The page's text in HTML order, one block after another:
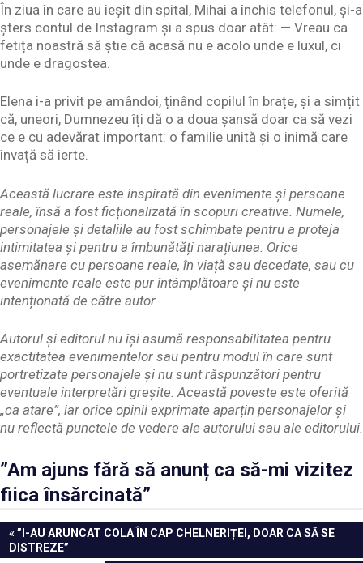
În ziua în care au ieșit din spital, Mihai a închis telefonul, și-a
șters contul de Instagram și a spus doar atât: — Vreau ca
fetița noastră să știe că acasă nu e acolo unde e luxul, ci
unde e dragostea.
Elena i-a privit pe amândoi, ținând copilul în brațe, și a simțit
că, uneori, Dumnezeu îți dă o a doua șansă doar ca să vezi
ce e cu adevărat important: o familie unită și o inimă care
învață să ierte.
Această lucrare este inspirată din evenimente și persoane
reale, însă a fost ficționalizată în scopuri creative. Numele,
personajele și detaliile au fost schimbate pentru a proteja
intimitatea și pentru a îmbunătăți narațiunea. Orice
asemănare cu persoane reale, în viață sau decedate, sau cu
evenimente reale este pur întâmplătoare și nu este
intenționată de către autor.
Autorul și editorul nu își asumă responsabilitatea pentru
exactitatea evenimentelor sau pentru modul în care sunt
portretizate personajele și nu sunt răspunzători pentru
eventuale interpretări greșite. Această poveste este oferită
„ca atare”, iar orice opinii exprimate aparțin personajelor și
nu reflectă punctele de vedere ale autorului sau ale editorului.
”Am ajuns fără să anunț ca să-mi vizitez
fiica însărcinată”
Navigare
PREVIOUS
POST:
”I-AU ARUNCAT COLA ÎN CAP CHELNERIȚEI, DOAR CA SĂ SE
DISTREZE”